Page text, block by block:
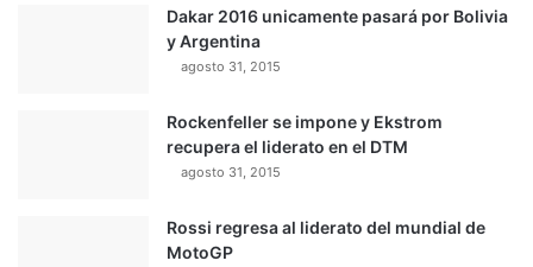
Dakar 2016 unicamente pasará por Bolivia
y Argentina
agosto 31, 2015
Rockenfeller se impone y Ekstrom
recupera el liderato en el DTM
agosto 31, 2015
Rossi regresa al liderato del mundial de
MotoGP